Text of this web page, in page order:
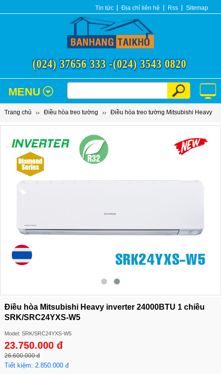
Tin tức Địa chỉ liên hệ Rss Sitemap
(024) 37656 333 -(024) 3543 0820
MENU
Trang chủ Điều hòa treo tường Điều hòa treo tường Mitsubishi Heavy
Điều hòa Mitsubishi Heavy inverter 24000BTU 1 chiều
SRK/SRC24YXS-W5
Model: SRK/SRC24YXS-W5
23.750.000 đ
26.600.000 đ
Tiết kiệm: 2.850.000 đ